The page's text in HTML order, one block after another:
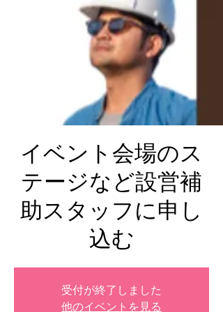
イベント会場のス
テージなど設営補
助スタッフに申し
込む
受付が終了しました
他のイベントを見る